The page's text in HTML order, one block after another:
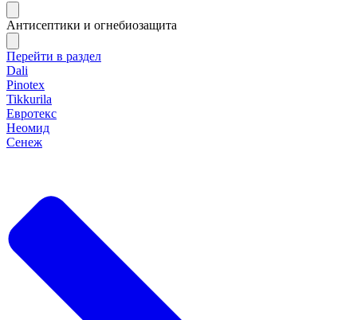
Антисептики и огнебиозащита
Перейти в раздел
Dali
Pinotex
Tikkurila
Евротекс
Неомид
Сенеж